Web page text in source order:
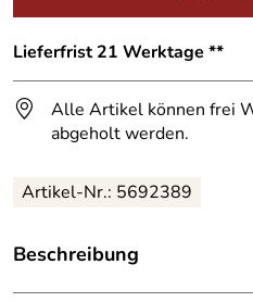
Lieferfrist 21 Werktage **
Alle Artikel können frei
abgeholt werden.
Artikel-Nr.: 5692389
Beschreibung
Tischgestell in Form eines